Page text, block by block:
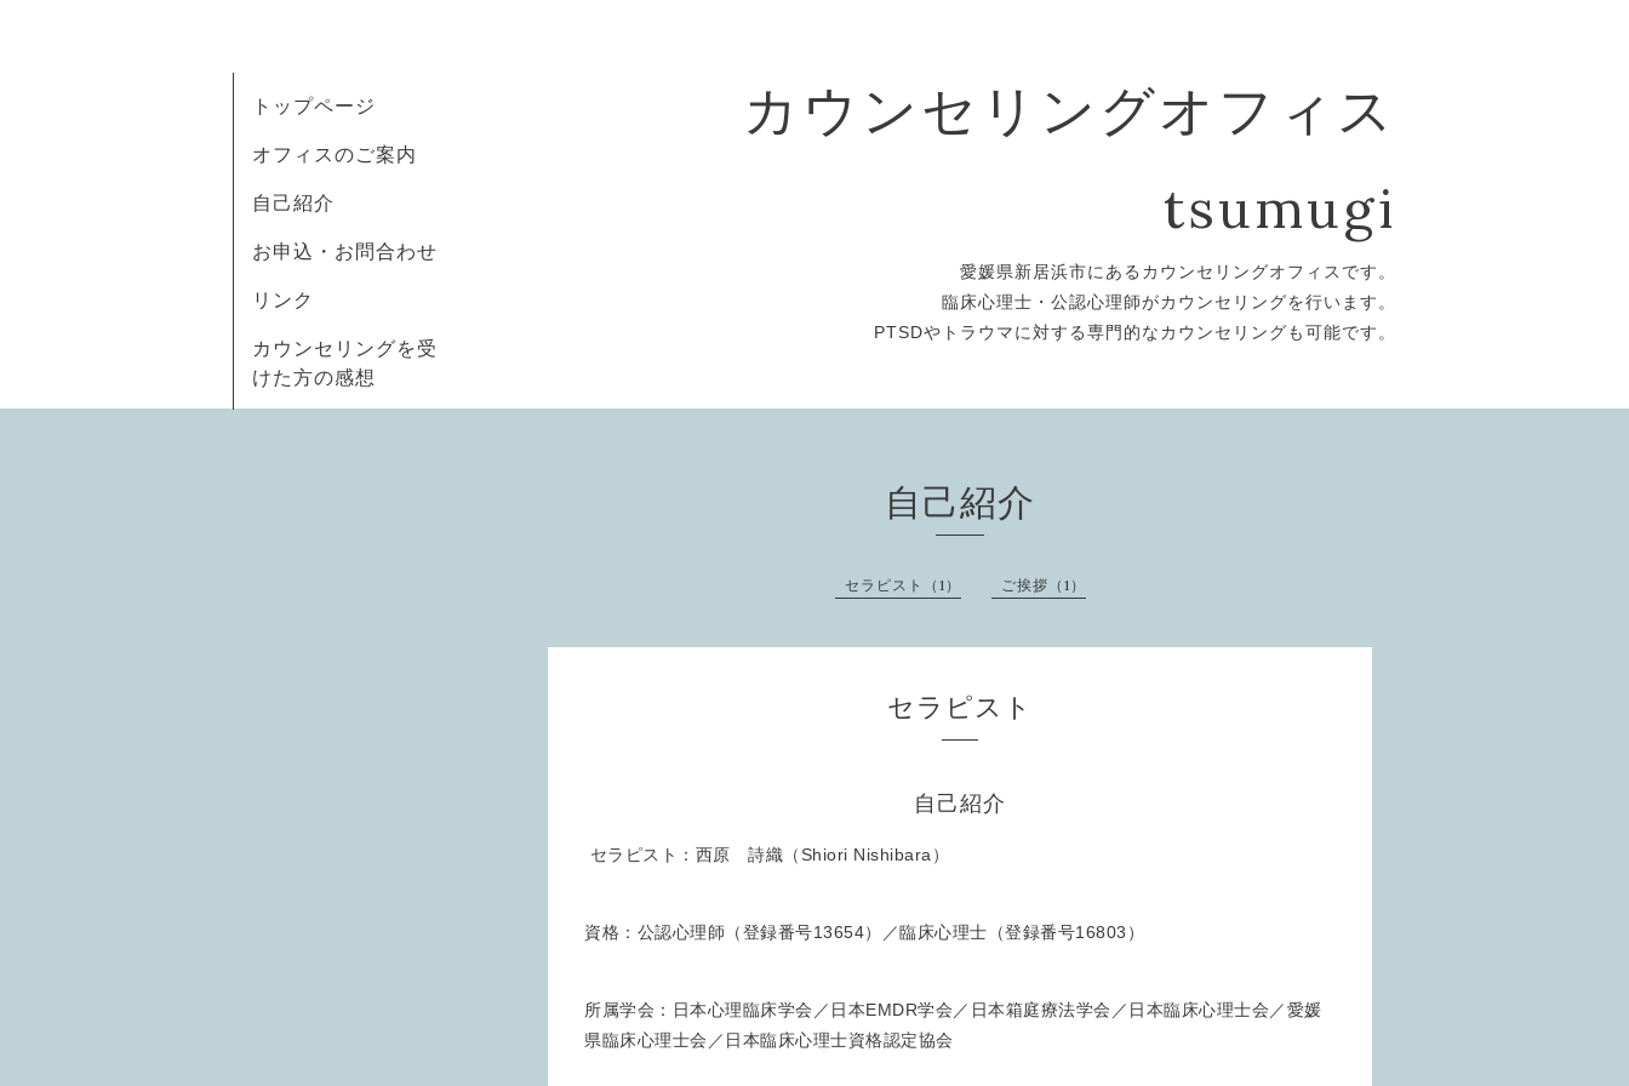
カウンセリングオフィス
tsumugi
愛媛県新居浜市にあるカウンセリングオフィスです。
臨床心理士・公認心理師がカウンセリングを行います。
PTSDやトラウマに対する専門的なカウンセリングも可能です。
トップページ
オフィスのご案内
自己紹介
お申込・お問合わせ
リンク
カウンセリングを受
けた方の感想
自己紹介
セラピスト（1） ご挨拶（1）
セラピスト
自己紹介
セラピスト：西原 詩織（Shiori Nishibara）
資格：公認心理師（登録番号13654）／臨床心理士（登録番号16803）
所属学会：日本心理臨床学会／日本EMDR学会／日本箱庭療法学会／日本臨床心理士会／愛媛
県臨床心理士会／日本臨床心理士資格認定協会